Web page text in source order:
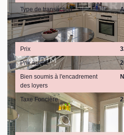
Type de transaction
Aspects financiers
Prix
Prix au m2
Bien soumis à l'encadrement
des loyers
Taxe Foncière
Surfaces